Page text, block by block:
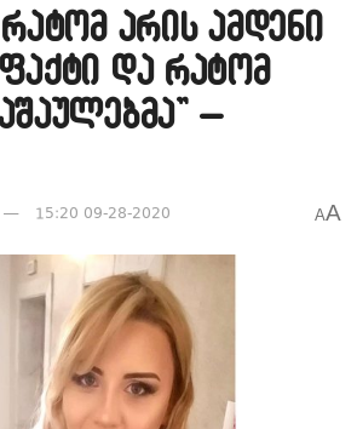
არის ამდენი
და რატომ
–
15:20 09-28-2020 AA